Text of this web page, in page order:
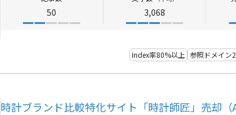
50 3,068
Index率80%以上 参照ドメイン
時計ブランド比較特化サイト「時計師匠」売却（